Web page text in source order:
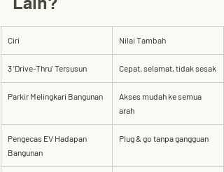
Ciri Nilai Tambah
3 'Drive-Thru' Tersusun Cepat, selamat, tidak sesak
Parkir Melingkari Bangunan
Akses mudah ke semua
arah
Pengecas EV Hadapan
Bangunan
Plug & go tanpa gangguan